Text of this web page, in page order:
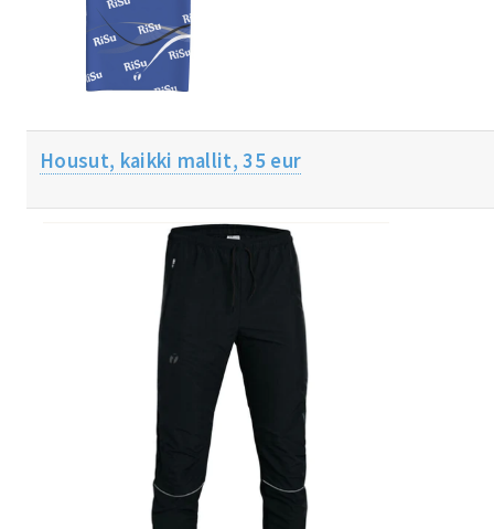
Housut, kaikki mallit, 35 eur